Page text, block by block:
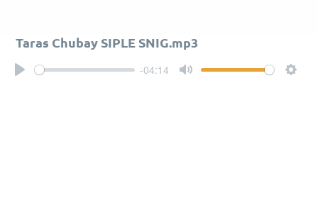
Taras Chubay SIPLE SNIG.mp3
-04:14